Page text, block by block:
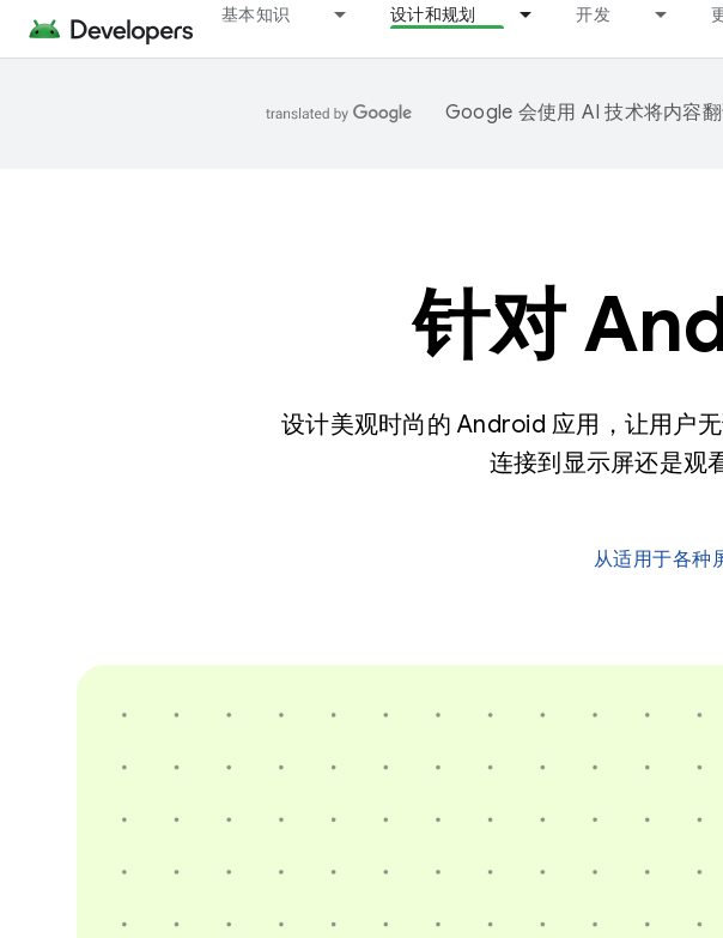
基本知识 设计和规划 开发
Google 会使用 AI 技术将内容
针对
设计美观时尚的 Android 应用，让用户
连接到显示屏还是观
从适用于各种